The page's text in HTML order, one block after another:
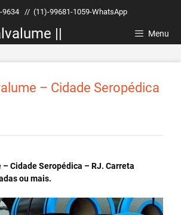
9634 // (11)-99681-1059-WhatsApp
|| Menu
– Cidade Seropédica
Cidade Seropédica – RJ. Carreta
ou mais.